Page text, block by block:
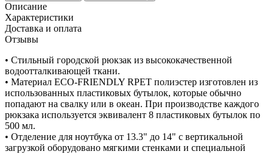
Описание
Характеристики
Доставка и оплата
Отзывы
• Стильный городской рюкзак из высококачественной
водоотталкивающей ткани.
• Материал ECO-FRIENDLY RPET полиэстер изготовлен из
использованных пластиковых бутылок, которые обычно
попадают на свалку или в океан. При производстве каждого
рюкзака используется эквивалент 8 пластиковых бутылок по
500 мл.
• Отделение для ноутбука от 13.3" до 14" с вертикальной
загрузкой оборудовано мягкими стенками и специальной